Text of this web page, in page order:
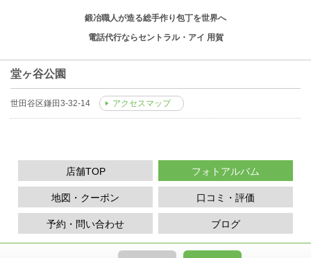
鍛冶職人が造る総手作り包丁を世界へ
電話代行ならセントラル・アイ 用賀
堂ヶ谷公園
世田谷区鎌田3-32-14 アクセスマップ
店舗TOP フォトアルバム
口コミ・評価
地図・クーポン
ブログ
予約・問い合わせ